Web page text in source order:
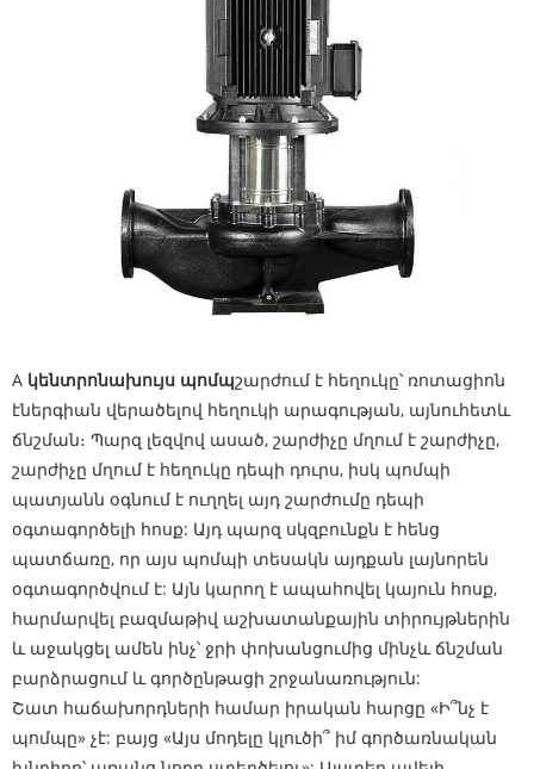
A կենտրոնախույս պոմպշարժում է հեղուկը՝ ռոտացիոն
էներգիան վերածելով հեղուկի արագության, այնուհետև
ճնշման։ Պարզ լեզվով ասած, շարժիչը մղում է շարժիչը,
շարժիչը մղում է հեղուկը դեպի դուրս, իսկ պոմպի
պատյանն օգնում է ուղղել այդ շարժումը դեպի
օգտագործելի հոսք: Այդ պարզ սկզբունքն է հենց
պատճառը, որ այս պոմպի տեսակն այդքան լայնորեն
օգտագործվում է: Այն կարող է ապահովել կայուն հոսք,
հարմարվել բազմաթիվ աշխատանքային տիրույթներին
և աջակցել ամեն ինչ՝ ջրի փոխանցումից մինչև ճնշման
բարձրացում և գործընթացի շրջանառություն:
Շատ հաճախորդների համար իրական հարցը «Ի՞նչ է
պոմպը» չէ: բայց «Այս մոդելը կլուծի՞ իմ գործառնական